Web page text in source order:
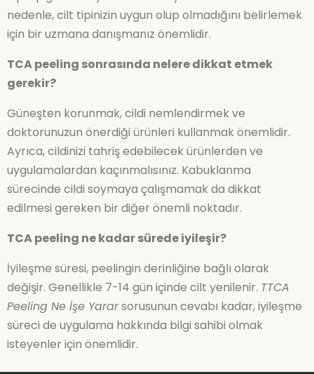
nedenle, cilt tipinizin uygun olup olmadığını belirlemek
için bir uzmana danışmanız önemlidir.
TCA peeling sonrasında nelere dikkat etmek
gerekir?
Güneşten korunmak, cildi nemlendirmek ve
doktorunuzun önerdiği ürünleri kullanmak önemlidir.
Ayrıca, cildinizi tahriş edebilecek ürünlerden ve
uygulamalardan kaçınmalısınız. Kabuklanma
sürecinde cildi soymaya çalışmamak da dikkat
edilmesi gereken bir diğer önemli noktadır.
TCA peeling ne kadar sürede iyileşir?
İyileşme süresi, peelingin derinliğine bağlı olarak
değişir. Genellikle 7-14 gün içinde cilt yenilenir. TTCA
Peeling Ne İşe Yararsorusunun cevabı kadar, iyileşme
süreci de uygulama hakkında bilgi sahibi olmak
isteyenler için önemlidir.